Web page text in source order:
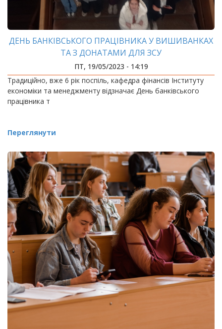
ДЕНЬ БАНКІВСЬКОГО ПРАЦІВНИКА У ВИШИВАНКАХ
ТА З ДОНАТАМИ ДЛЯ ЗСУ
ПТ, 19/05/2023 - 14:19
Традиційно, вже 6 рік поспіль, кафедра фінансів Інституту
економіки та менеджменту відзначає День банківського
працівника т
Переглянути